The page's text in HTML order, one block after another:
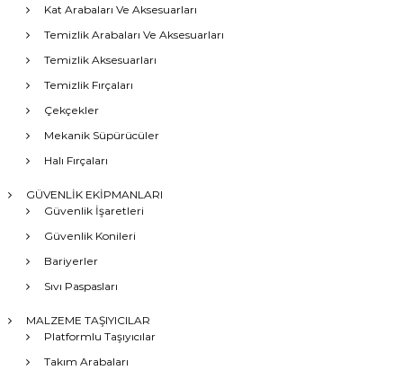
Kat Arabaları Ve Aksesuarları
Temizlik Arabaları Ve Aksesuarları
Temizlik Aksesuarları
Temizlik Fırçaları
Çekçekler
Mekanik Süpürücüler
Halı Fırçaları
GÜVENLİK EKİPMANLARI
Güvenlik İşaretleri
Güvenlik Konileri
Bariyerler
Sıvı Paspasları
MALZEME TAŞIYICILAR
Platformlu Taşıyıcılar
Takım Arabaları